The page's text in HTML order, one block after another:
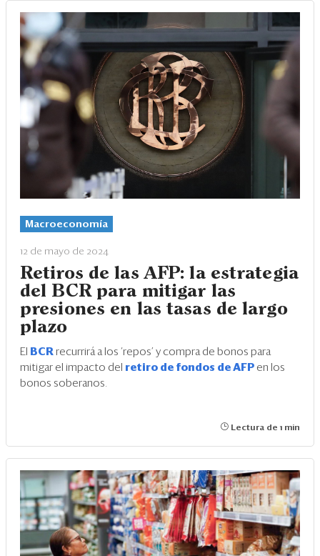
Macroeconomía
12 de mayo de 2024
Retiros de las AFP: la estrategia
del BCR para mitigar las
presiones en las tasas de largo
plazo
El BCR recurrirá a los ‘repos’ y compra de bonos para
mitigar el impacto del retiro de fondos de AFP en los
bonos soberanos.
Lectura de 1 min